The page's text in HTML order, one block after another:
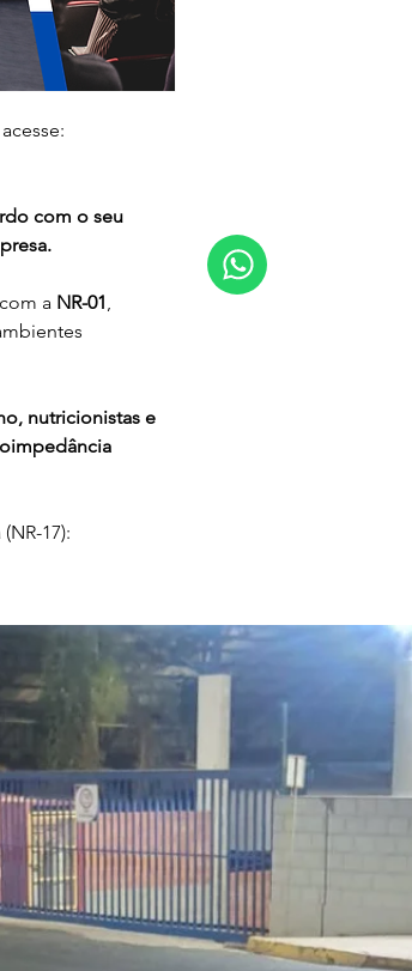
com o seu
a NR-01,
nutricionistas e
17):